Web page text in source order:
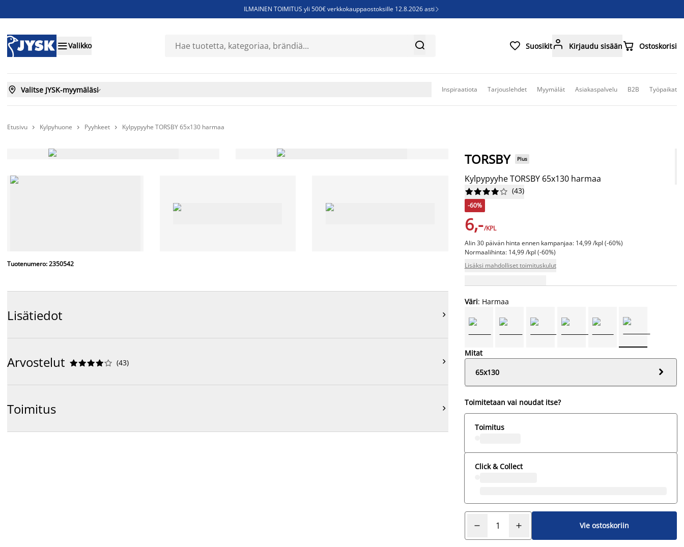
ILMAINEN TOIMITUS yli 500€ verkkokauppaostoksille 12.8.2026 asti 
Sijauspatjoja - Säästä jopa 60%
Valikko   Suosikit Kirjaudu sisään Ostoskorisi
 Valitse JYSK-myymäläsi Inspiraatiota Tarjouslehdet Myymälät Asiakaspalvelu B2B Työpaikat
Etusivu  Kylpyhuone  Pyyhkeet  Kylpypyyhe TORSBY 65x130 harmaa
Tuotenumero: 2350542
Lisätiedot 
Arvostelut 




 (43) 
Toimitus 
TORSBY Plus
Kylpypyyhe TORSBY 65x130 harmaa





 (43)
-60%
6,-/KPL
Alin 30 päivän hinta ennen kampanjaa: 14,99 /kpl (-60%)
Normaalihinta: 14,99 /kpl (-60%)
Lisäksi mahdolliset toimituskulut
Väri: Harmaa
Mitat
65x130

Toimitetaan vai noudat itse?
Toimitus
Click & Collect
Vie ostoskoriin